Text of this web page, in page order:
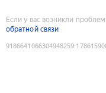
Если у вас возникли
обратной связи
9186641066304948259: